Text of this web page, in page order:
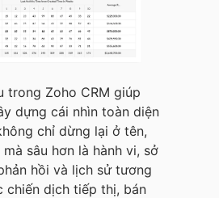
trong Zoho CRM giúp
dựng cái nhìn toàn diện
chỉ dừng lại ở tên,
sâu hơn là hành vi, sở
hồi và lịch sử tương
chiến dịch tiếp thị, bán